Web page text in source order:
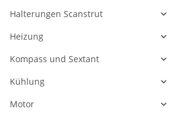
Halterungen Scanstrut
Heizung
Kompass und Sextant
Kühlung
Motor